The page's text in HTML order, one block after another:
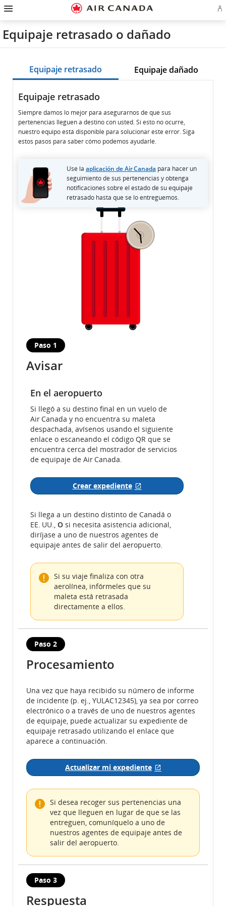
página
de
inicio
Omitir
pasar
pantalla
de
Omitir
pasar
al
contenido
campo
de
búsqueda
Omitir
pasar
los
vínculos
del
Omitir
pasar
al
mapa
sitio
Omitir
pasar
Contáctenos
de
Equipaje retrasado o dañado
Equipaje retrasado Equipaje dañado
Equipaje
retrasado
Equipaje
retrasado
Equipaje retrasado
Siempre damos lo mejor para asegurarnos de que sus
pertenencias lleguen a destino con usted. Si esto no ocurre,
nuestro equipo está disponible para solucionar este error. Siga
estos pasos para saber cómo podemos ayudarle.
Use la aplicación de Air Canada para hacer un
seguimiento de sus pertenencias y obtenga
notificaciones sobre el estado de su equipaje
retrasado hasta que se lo entreguemos.
Paso 1
Avisar
En el aeropuerto
Si llegó a su destino final en un vuelo de
Air Canada y no encuentra su maleta
despachada, avísenos usando el siguiente
enlace o escaneando el código QR que se
encuentra cerca del mostrador de servicios
de equipaje de Air Canada.
Crear expedienteSitio externo que puede no
Si llega a un destino distinto de Canadá o
EE. UU., O si necesita asistencia adicional,
diríjase a uno de nuestros agentes de
equipaje antes de salir del aeropuerto.
Si su viaje finaliza con otra
aerolínea, infórmeles que su
maleta está retrasada
directamente a ellos.
Paso 2
Procesamiento
Una vez que haya recibido su número de informe
de incidente (p. ej., YULAC12345), ya sea por correo
electrónico o a través de uno de nuestros agentes
de equipaje, puede actualizar su expediente de
equipaje retrasado utilizando el enlace que
aparece a continuación.
Actualizar mi expediente Sitio externo que
Si desea recoger sus pertenencias una
vez que lleguen en lugar de que se las
entreguen, comuníquelo a uno de
nuestros agentes de equipaje antes de
salir del aeropuerto.
Paso 3
Respuesta